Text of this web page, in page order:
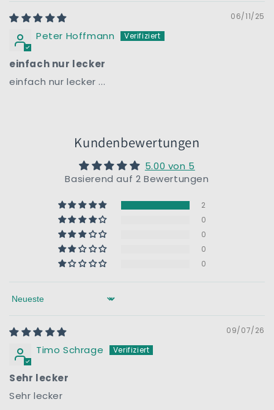
06/11/25
Peter Hoffmann
einfach nur lecker
einfach nur lecker ...
Kundenbewertungen
5.00 von 5
Basierend auf 2 Bewertungen
2
0
0
0
0
Sort by
09/07/26
Timo Schrage
Sehr lecker
Sehr lecker